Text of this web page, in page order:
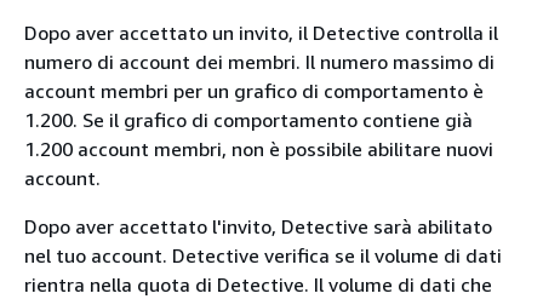
Dopo aver accettato un invito, il Detective controlla il
numero di account dei membri. Il numero massimo di
account membri per un grafico di comportamento è
1.200. Se il grafico di comportamento contiene già
1.200 account membri, non è possibile abilitare nuovi
account.
Dopo aver accettato l'invito, Detective sarà abilitato
nel tuo account. Detective verifica se il volume di dati
rientra nella quota di Detective. Il volume di dati che